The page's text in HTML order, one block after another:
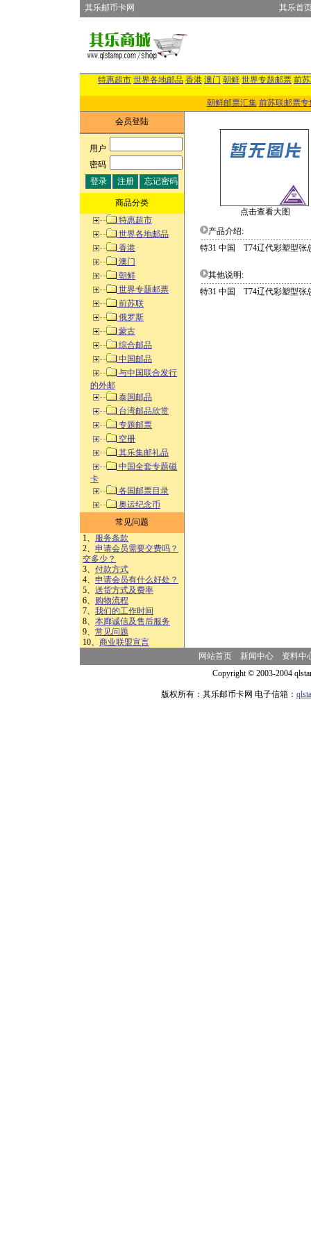
其乐邮币卡网 其乐首
特惠超市 世界各地邮品 香港 澳门 朝鲜 世界专题邮票 前
朝鲜邮票汇集 前苏联邮票专
会员登陆
用户:
密码:
商品分类
特惠超市
世界各地邮品
香港
澳门
朝鲜
世界专题邮票
前苏联
俄罗斯
蒙古
综合邮品
中国邮品
与中国联合发行
的外邮
泰国邮品
台湾邮品欣赏
专题邮票
空册
其乐集邮礼品
中国全套专题磁
卡
各国邮票目录
奥运纪念币
常见问题
1、 服务条款
2、 申请会员需要交费吗？
交多少？
3、 付款方式
4、 申请会员有什么好处？
5、 送货方式及费率
6、 购物流程
7、 我们的工作时间
8、 本廊诚信及售后服务
9、 常见问题
10、 商业联盟宣言
点击查看大图
产品介绍:
特31 中国 T74辽代彩塑型张
其他说明:
特31 中国 T74辽代彩塑型张
网站首页 新闻中心
资料中
Copyright © 2003-2004
版权所有：其乐邮币卡网 电子信箱：